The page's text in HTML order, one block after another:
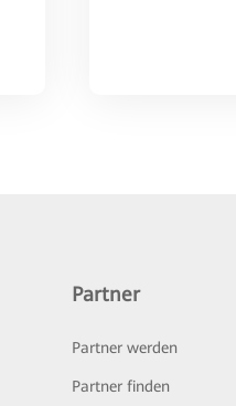
Partner
Partner werden
Partner finden